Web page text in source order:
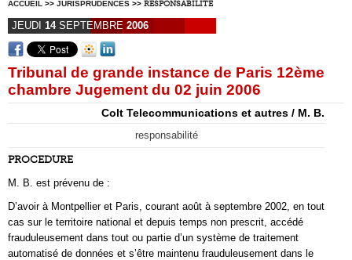
ACCUEIL >> JURISPRUDENCES >> RESPONSABILITÉ
JEUDI 14SEPTEMBRE 2006
Tribunal de grande instance de Paris 12ème
chambre Jugement du 02 juin 2006
Colt Telecommunications et autres / M. B.
responsabilité
PROCEDURE
M. B. est prévenu de :
D’avoir à Montpellier et Paris, courant août à septembre 2002, en tout
cas sur le territoire national et depuis temps non prescrit, accédé
frauduleusement dans tout ou partie d’un système de traitement
automatisé de données et s’être maintenu frauduleusement dans le